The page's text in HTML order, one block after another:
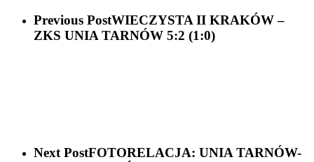
Previous PostWIECZYSTA II KRAKÓW –
ZKS UNIA TARNÓW 5:2 (1:0)
Next PostFOTORELACJA: UNIA TARNÓW-